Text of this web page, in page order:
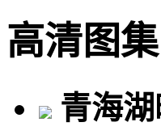
高清图集
青海